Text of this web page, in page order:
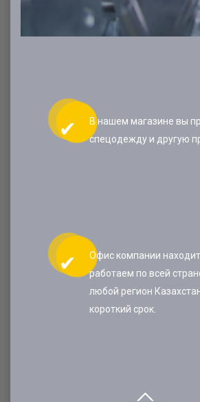
В нашем магазине вы
спецодежду и другую
Офис компании
работаем по всей
любой регион
короткий срок.